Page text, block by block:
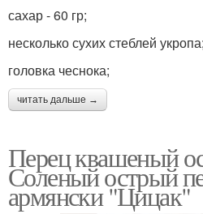
сахар - 60 гр;
несколько сухих стеблей укропа;
головка чеснока;
читать дальше →
Перец квашеный
Соленый острый
армянски "Цицак"